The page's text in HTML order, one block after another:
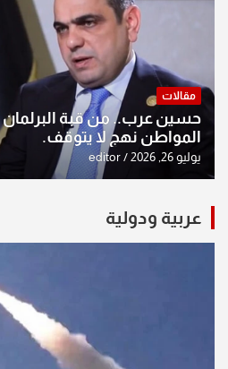
مقالات
حسين عرب.. من قبة البرلمان
المواطن نهج لا يتوقف.
يوليو 26, 2026 editor
عربية ودولية